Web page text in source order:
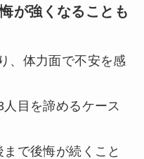
が強くなることも
、体力面で不安を感
目を諦めるケース
で後悔が続くこと